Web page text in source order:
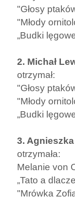
"Głosy
"Młody
„Budki
2. Michał
otrzymał:
"Głosy
"Młody
„Budki
3.
otrzymała:
Melanie von
„Tato a
"Mrówka